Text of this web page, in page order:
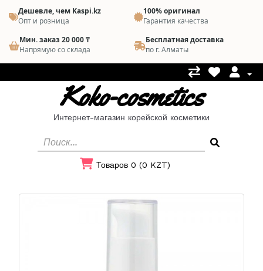
Дешевле, чем Kaspi.kz
Опт и розница
100% оригинал
Гарантия качества
Мин. заказ 20 000 ₸
Напрямую со склада
Бесплатная доставка
по г. Алматы
Koko-cosmetics
Интернет-магазин корейской косметики
Товаров 0 (0 KZT)